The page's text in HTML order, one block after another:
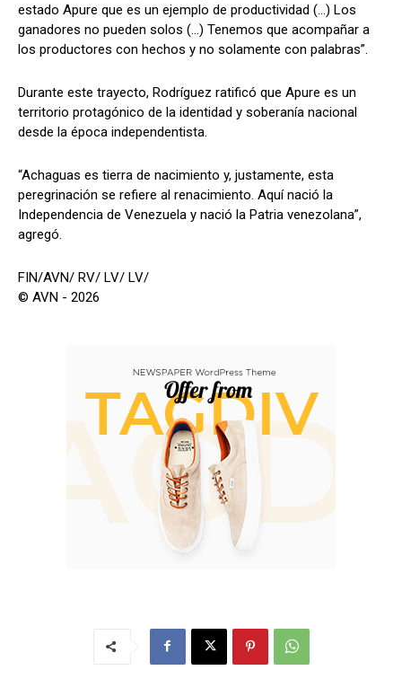
estado Apure que es un ejemplo de productividad (...) Los
ganadores no pueden solos (...) Tenemos que acompañar a
los productores con hechos y no solamente con palabras”.
Durante este trayecto, Rodríguez ratificó que Apure es un
territorio protagónico de la identidad y soberanía nacional
desde la época independentista.
“Achaguas es tierra de nacimiento y, justamente, esta
peregrinación se refiere al renacimiento. Aquí nació la
Independencia de Venezuela y nació la Patria venezolana”,
agregó.
FIN/AVN/ RV/ LV/ LV/
© AVN - 2026